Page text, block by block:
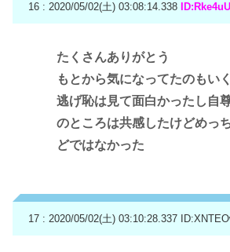
16 : 2020/05/02(土) 03:08:14.338
たくさんありがとう
もとから気になってたのもい
逃げ恥は見て面白かったし自
のところは共感したけどめっ
どではなかった
17 : 2020/05/02(土) 03:10:28.337